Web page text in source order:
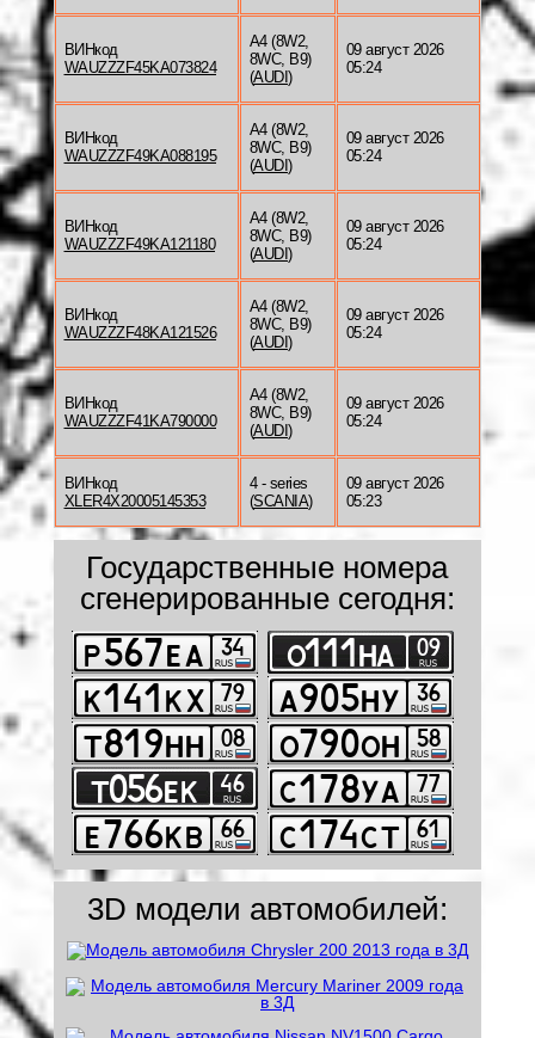
ВИНкод
WAUZZZF45KA073824
A4 (8W2,
8WC, B9)
(AUDI )
09 август 2026
05:24
ВИНкод
WAUZZZF49KA088195
A4 (8W2,
8WC, B9)
(AUDI )
09 август 2026
05:24
ВИНкод
WAUZZZF49KA121180
A4 (8W2,
8WC, B9)
(AUDI )
09 август 2026
05:24
ВИНкод
WAUZZZF48KA121526
A4 (8W2,
8WC, B9)
(AUDI )
09 август 2026
05:24
ВИНкод
WAUZZZF41KA790000
A4 (8W2,
8WC, B9)
(AUDI )
09 август 2026
05:24
ВИНкод
XLER4X20005145353
4 - series
(SCANIA)
09 август 2026
05:23
Государственные номера
сгенерированные сегодня:
3D модели автомобилей: